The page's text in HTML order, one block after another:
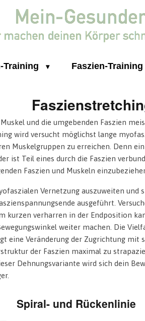
Training Faszien-Training
und die umgebenden Faszien
wird versucht möglichst lange
Muskelgruppen zu erreichen. Denn
ist Teil eines durch die Faszien
Faszien und Muskeln
Vernetzung auszuweiten und
ausgeführt.
kurzen verharren in der Endposition
weiter machen. Die
eine Veränderung der Zugrichtung mit
der Faszien maximal zu
Dehnungsvariante wird sich dein
Spiral- und Rückenlinie